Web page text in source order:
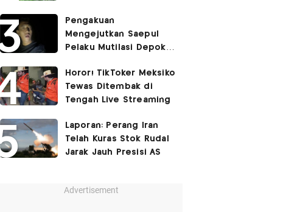
Rocuronium
Pengakuan
Mengejutkan Saepul
Pelaku Mutilasi Depok:
Korban di Kontrakan
Horor! TikToker Meksiko
Tewas Ditembak di
Tengah Live Streaming
Laporan: Perang Iran
Telah Kuras Stok Rudal
Jarak Jauh Presisi AS
Advertisement